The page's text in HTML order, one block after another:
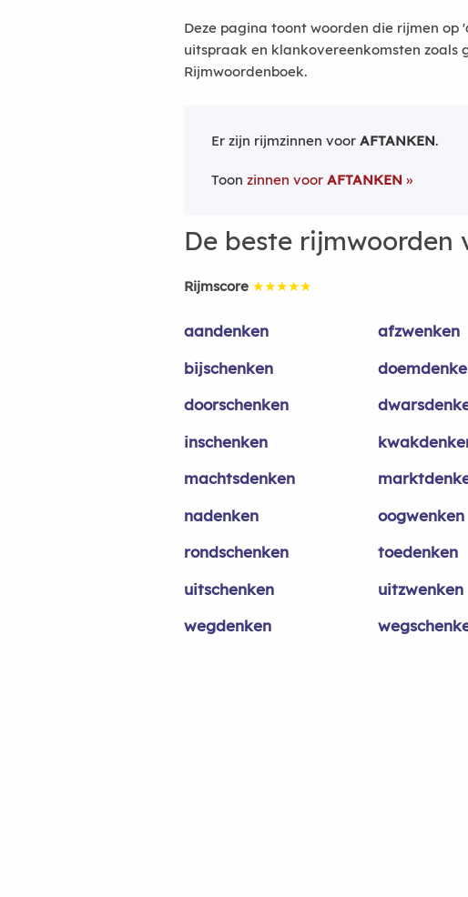
Deze pagina toont woorden die rijmen
uitspraak en klankovereenkomsten zoals
Rijmwoordenboek.
Er zijn rijmzinnen voor AFTANKEN.
Toon zinnen voor AFTANKEN
De beste rijmwoorden
Rijmscore ★★★★★
aandenken afzwenken
bijschenken
doorschenken
inschenken
machtsdenken
nadenken
oogwenken
rondschenken
toedenken
uitschenken
uitzwenken
wegdenken